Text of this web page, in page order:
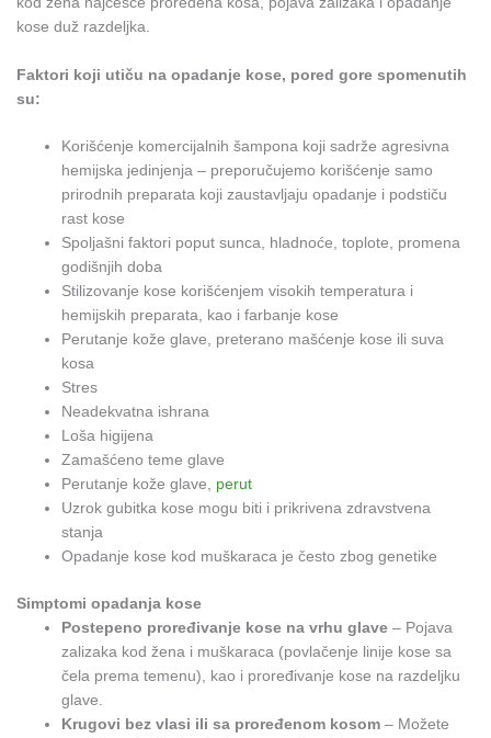
kose duž razdeljka.
Faktori koji utiču na opadanje kose, pored gore spomenutih
su:
Korišćenje komercijalnih šampona koji sadrže agresivna
hemijska jedinjenja – preporučujemo korišćenje samo
prirodnih preparata koji zaustavljaju opadanje i podstiču
rast kose
Spoljašni faktori poput sunca, hladnoće, toplote, promena
godišnjih doba
Stilizovanje kose korišćenjem visokih temperatura i
hemijskih preparata, kao i farbanje kose
Perutanje kože glave, preterano mašćenje kose ili suva
kosa
Stres
Neadekvatna ishrana
Loša higijena
Zamašćeno teme glave
Perutanje kože glave, perut
Uzrok gubitka kose mogu biti i prikrivena zdravstvena
stanja
Opadanje kose kod muškaraca je često zbog genetike
Simptomi opadanja kose
Postepeno proređivanje kose na vrhu glave – Pojava
zalizaka kod žena i muškaraca (povlačenje linije kose sa
čela prema temenu), kao i proređivanje kose na razdeljku
glave.
Krugovi bez vlasi ili sa proređenom kosom – Možete